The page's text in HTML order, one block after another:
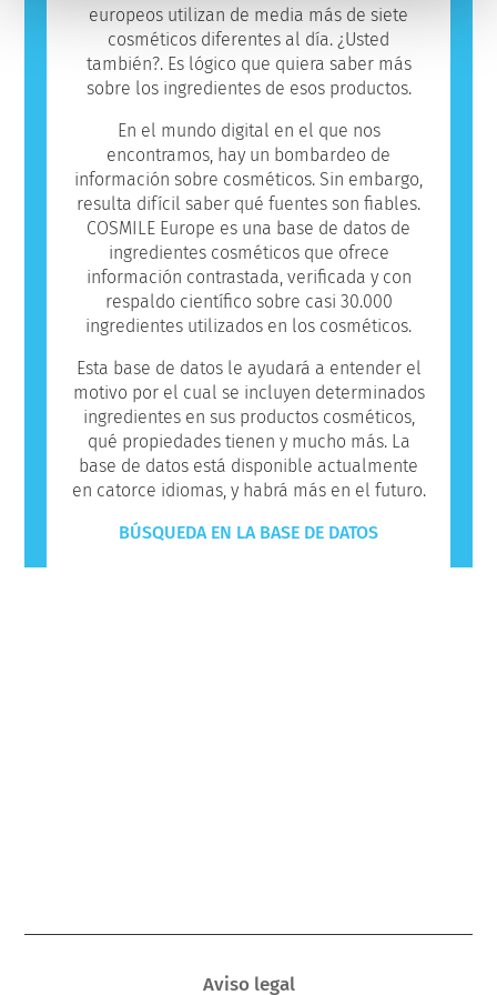
europeos utilizan de media más de siete
cosméticos diferentes al día. ¿Usted
también?. Es lógico que quiera saber más
sobre los ingredientes de esos productos.
En el mundo digital en el que nos
encontramos, hay un bombardeo de
información sobre cosméticos. Sin embargo,
resulta difícil saber qué fuentes son fiables.
COSMILE Europe es una base de datos de
ingredientes cosméticos que ofrece
información contrastada, verificada y con
respaldo científico sobre casi 30.000
ingredientes utilizados en los cosméticos.
Esta base de datos le ayudará a entender el
motivo por el cual se incluyen determinados
ingredientes en sus productos cosméticos,
qué propiedades tienen y mucho más. La
base de datos está disponible actualmente
en catorce idiomas, y habrá más en el futuro.
BÚSQUEDA EN LA BASE DE DATOS
Aviso legal